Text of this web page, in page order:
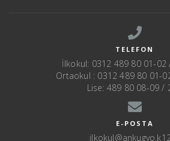
TELEFON
İlkokul: 0312 489 80 01-02
Ortaokul : 0312 489 80 01-
Lise: 489 80 08-09 /
E-POSTA